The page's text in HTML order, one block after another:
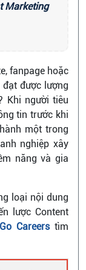
Marketing
fanpage hoặc
được lượng
Khi người tiêu
tin trước khi
một trong
nghiệp xây
năng và gia
loại nội dung
lược Content
Careerstìm